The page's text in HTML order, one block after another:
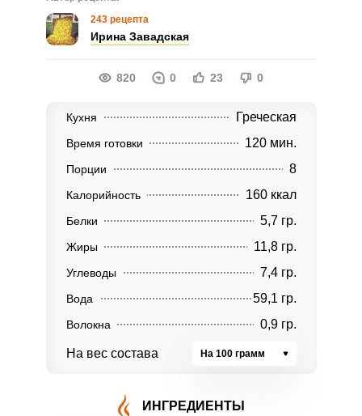
243 рецепта
Ирина Завадская
820 0 23 0
Кухня Греческая
Время готовки 120 мин.
Порции 8
Калорийность 160 ккал
Белки 5,7 гр.
Жиры 11,8 гр.
Углеводы 7,4 гр.
Вода 59,1 гр.
Волокна 0,9 гр.
На вес состава На 100 грамм
ИНГРЕДИЕНТЫ